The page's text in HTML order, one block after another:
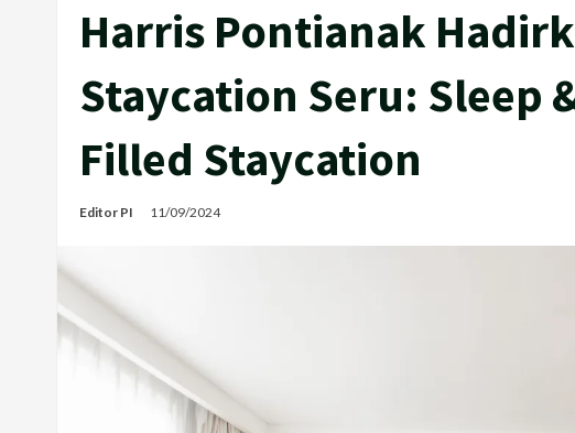
Harris Pontianak
Staycation Seru: Sleep
Filled Staycation
Editor PI 11/09/2024